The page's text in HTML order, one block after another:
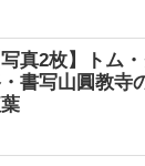
写真2枚】トム
書写山圓教寺